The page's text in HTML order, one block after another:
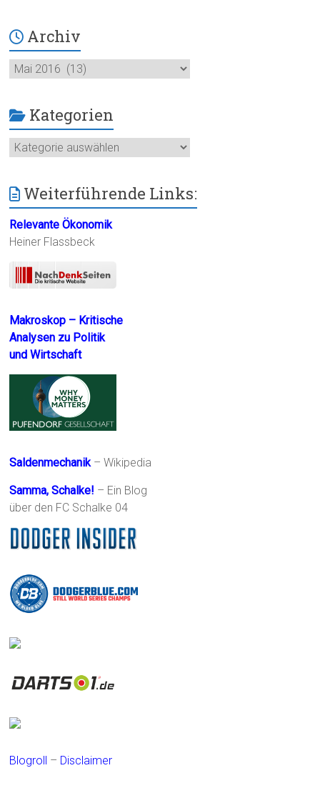
Archiv
Archiv
Kategorien
Kategorien
Weiterführende Links:
Relevante Ökonomik
Heiner Flassbeck
Makroskop – Kritische
Analysen zu Politik
und Wirtschaft
Saldenmechanik– Wikipedia
Samma, Schalke! – Ein Blog
über den FC Schalke 04
Blogroll – Disclaimer